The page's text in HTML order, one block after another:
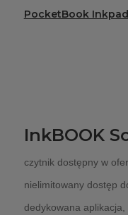
PocketBook
InkBOOK
czytnik dostępny w
nielimitowany dostęp
dedykowana aplikacja,